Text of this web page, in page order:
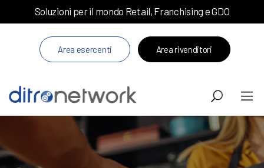
Soluzioni per il mondo Retail, Franchising e GDO
Area esercenti Area rivenditori